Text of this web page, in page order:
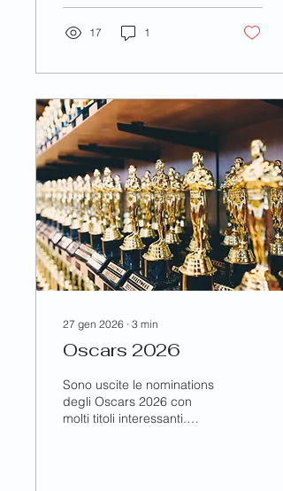
finzione. E' IL
PROTAGONISTA debutto
nel lungometraggio di
prodotto da Morena
Gentile ha per
protagonista Pierluigi
Gigante e significative
partecipazioni di attori
come Adriano Giannini e
Alessio Lapice, è stato in
concorso all'ultimo festival
di Torino e arriva in sala il
18 Maggio. Con questo
film Emozioni amplia il
suo...
17 1
27 gen 2026 ∙ 3 min
Oscars 2026
Sono uscite le nominations
degli Oscars 2026 con
molti titoli interessanti.